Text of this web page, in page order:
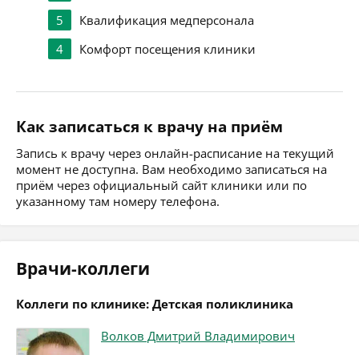
5
Квалификация медперсонала
4
Комфорт посещения клиники
Как записаться к врачу на приём
Запись к врачу через онлайн-расписание на текущий
момент не доступна. Вам необходимо записаться на
приём через официальный сайт клиники или по
указанному там номеру телефона.
Врачи-коллеги
Коллеги по клинике: Детская поликлиника
Волков Дмитрий Владимирович